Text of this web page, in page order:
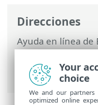
Direcciones
Ayuda en línea de
Security>Activar
> Introducción de
durante la
Your
choice
We and our
optimized online